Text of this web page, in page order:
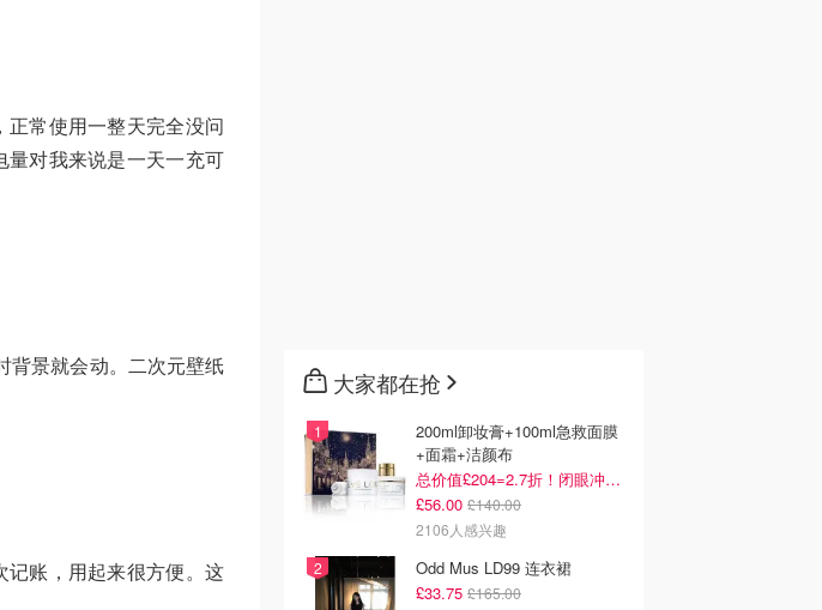
常使用一整天完全没问
对我来说是一天一充可
背景就会动。二次元壁纸
账，用起来很方便。这
大家都在抢
200ml卸妆膏+100ml急救面膜
+面霜+洁颜布
总价值£204=2.7折！闭眼冲这套！
£56.00 £140.00
2106人感兴趣
Odd Mus LD99 连衣裙
£33.75 £165.00